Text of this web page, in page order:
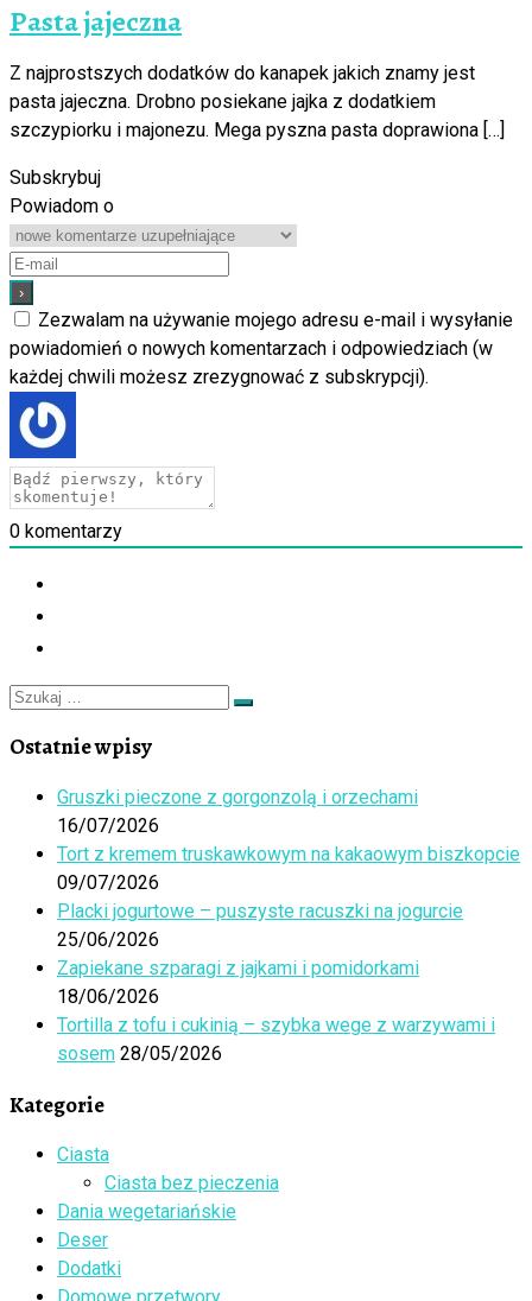
Pasta jajeczna
Z najprostszych dodatków do kanapek jakich znamy jest
pasta jajeczna. Drobno posiekane jajka z dodatkiem
szczypiorku i majonezu. Mega pyszna pasta doprawiona […]
Subskrybuj
Powiadom o
Zezwalam na używanie mojego adresu e-mail i wysyłanie
powiadomień o nowych komentarzach i odpowiedziach (w
każdej chwili możesz zrezygnować z subskrypcji).
0 komentarzy
Szukaj
Szukaj
Ostatnie wpisy
Gruszki pieczone z gorgonzolą i orzechami
16/07/2026
Tort z kremem truskawkowym na kakaowym biszkopcie
09/07/2026
Placki jogurtowe – puszyste racuszki na jogurcie
25/06/2026
Zapiekane szparagi z jajkami i pomidorkami
18/06/2026
Tortilla z tofu i cukinią – szybka wege z warzywami i
sosem 28/05/2026
Kategorie
Ciasta
Ciasta bez pieczenia
Dania wegetariańskie
Deser
Dodatki